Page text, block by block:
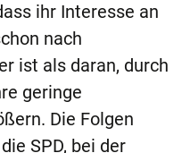
ihr Interesse an
nach
ist als daran, durch
geringe
Die Folgen
SPD, bei der